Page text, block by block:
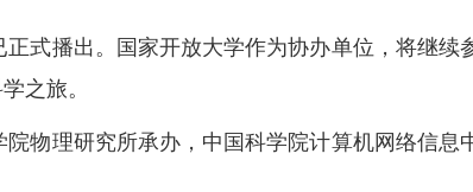
播出。国家开放大学作为协办单位，将继续
之旅。
理研究所承办，中国科学院计算机网络信息